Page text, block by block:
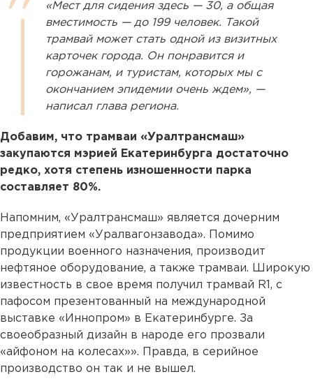
«Мест для сидения здесь — 30, а общая
вместимость — до 199 человек. Такой
трамвай может стать одной из визитных
карточек города. Он понравится и
горожанам, и туристам, которых мы с
окончанием эпидемии очень ждем», —
написал глава региона.
Добавим, что трамваи «Уралтрансмаш»
закупаются мэрией Екатеринбурга достаточно
редко, хотя степень изношенности парка
составляет 80%.
Напомним, «Уралтрансмаш» является дочерним
предприятием «Уралвагонзавода». Помимо
продукции военного назначения, производит
нефтяное оборудование, а также трамваи. Широкую
известность в свое время получил трамвай R1, с
пафосом презентованный на международной
выставке «Иннопром» в Екатеринбурге. За
своеобразный дизайн в народе его прозвали
«айфоном на колесах»». Правда, в серийное
производство он так и не вышел.